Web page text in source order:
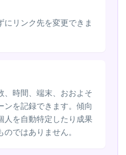
にリンク先を変更できま
、時間、端末、おおよそ
ンを記録できます。傾向
人を自動特定したり成果
ではありません。